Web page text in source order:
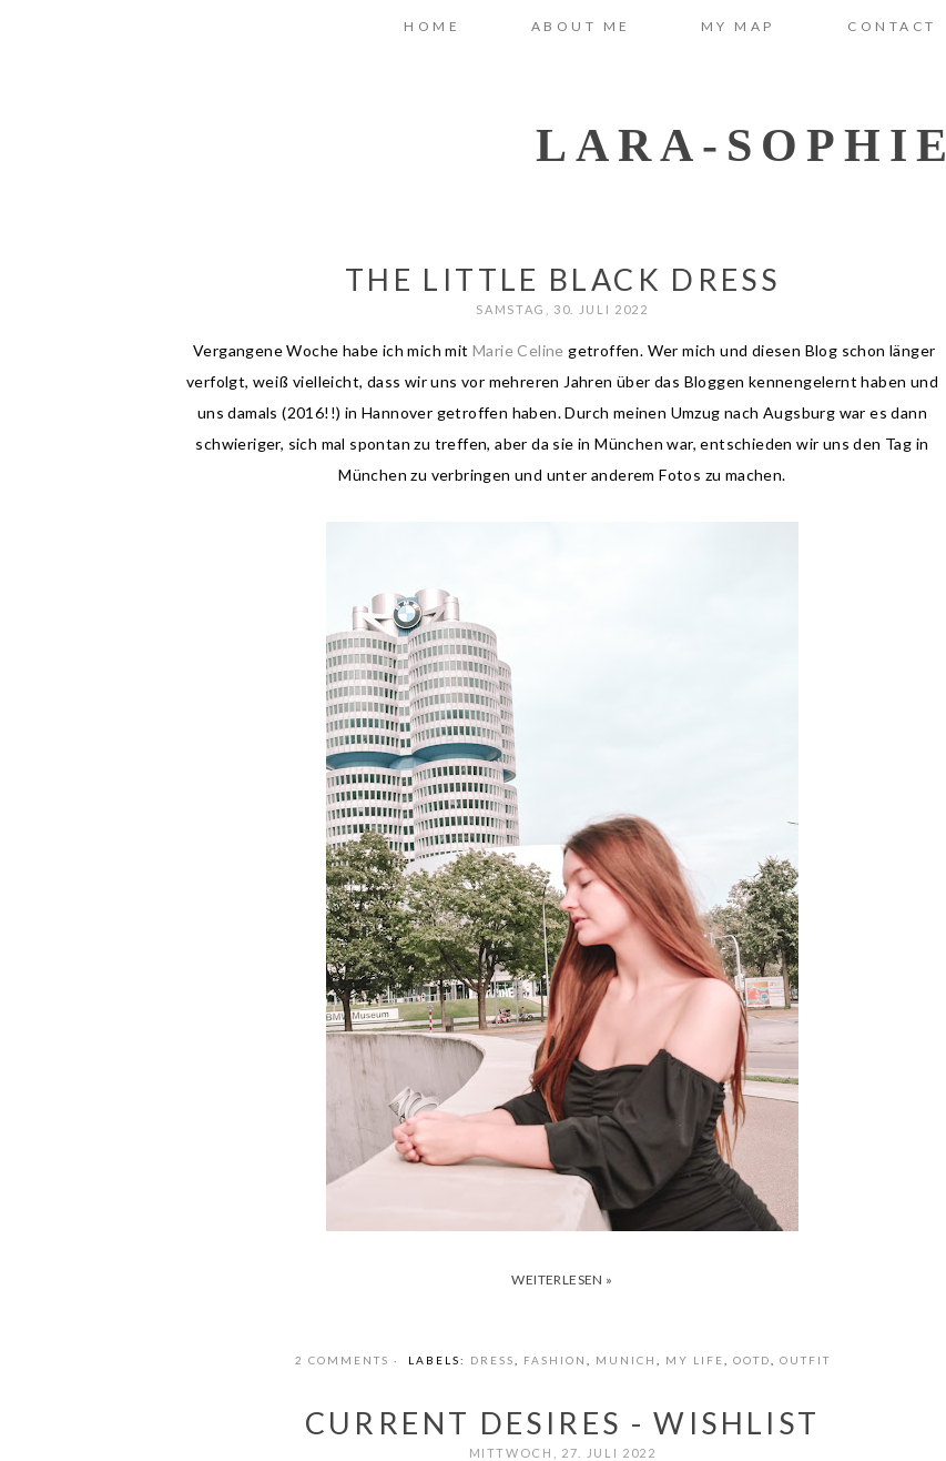
HOME ABOUT ME MY MAP CONTACT
LARA-SOPHIE
THE LITTLE BLACK DRESS
SAMSTAG, 30. JULI 2022
Vergangene Woche habe ich mich mit Marie Celine getroffen. Wer mich und diesen Blog schon länger
verfolgt, weiß vielleicht, dass wir uns vor mehreren Jahren über das Bloggen kennengelernt haben und
uns damals (2016!!) in Hannover getroffen haben. Durch meinen Umzug nach Augsburg war es dann
schwieriger, sich mal spontan zu treffen, aber da sie in München war, entschieden wir uns den Tag in
München zu verbringen und unter anderem Fotos zu machen.
WEITERLESEN »
2 COMMENTS LABELS: DRESS FASHION MUNICH MY LIFE OOTD OUTFIT
CURRENT DESIRES - WISHLIST
MITTWOCH, 27. JULI 2022